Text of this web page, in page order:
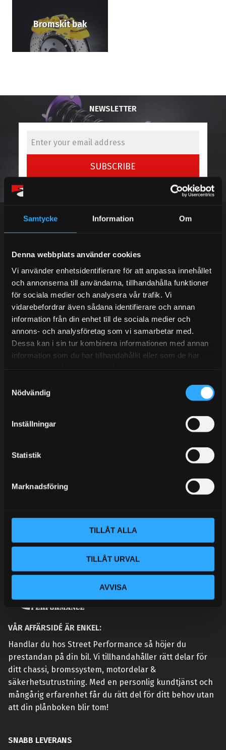
Samtycke Information Om
Denna webbplats använder cookies
Vi använder enhetsidentifierare för att anpassa innehållet
och annonserna till användarna, tillhandahålla funktioner
för sociala medier och analysera vår trafik. Vi
vidarebefordrar även sådana identifierare och annan
information från din enhet till de sociala medier och
annons- och analysföretag som vi samarbetar med.
Dessa kan i sin tur kombinera informationen med annan
information som du har tillhandahållit eller som de har
Nödvändig
Inställningar
Statistik
Marknadsföring
TILLÅT ALLA
TILLÅT URVAL
AVVISA
Bromskit bak
NEWSLETTER
SUBSCRIBE
Your personal information is processed in accordance with our privacy policy.
Telefonsupport:
Mån-Tors: 10:30-15:00
Lunchstängt 12:00-13:00
Tel: 031- 51 66 60
E-post:info@streetperformance.se
BLOG
KONTAKTA OSS
MY PAGES
VÅR AFFÄRSIDÉ ÄR ENKEL:
Handlar du hos Street Performance så höjer du
prestandan på din bil. Vi tillhandahåller rätt delar för
ditt chassi, bromssystem, motordelar &
säkerhetsutrustning. Med en personlig kundtjänst och
mångårig erfarenhet får du rätt del för ditt behov utan
att din plånboken blir tom!
SNABB LEVERANS